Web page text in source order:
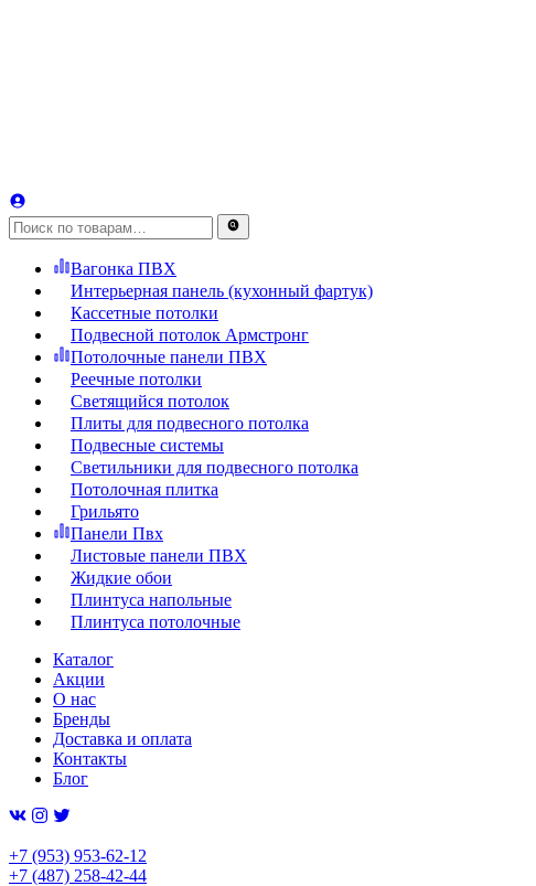
Вагонка ПВХ
Интерьерная панель (кухонный фартук)
Кассетные потолки
Подвесной потолок Армстронг
Потолочные панели ПВХ
Реечные потолки
Светящийся потолок
Плиты для подвесного потолка
Подвесные системы
Светильники для подвесного потолка
Потолочная плитка
Грильято
Панели Пвх
Листовые панели ПВХ
Жидкие обои
Плинтуса напольные
Плинтуса потолочные
Каталог
Акции
О нас
Бренды
Доставка и оплата
Контакты
Блог
+7 (953) 953-62-12
+7 (487) 258-42-44